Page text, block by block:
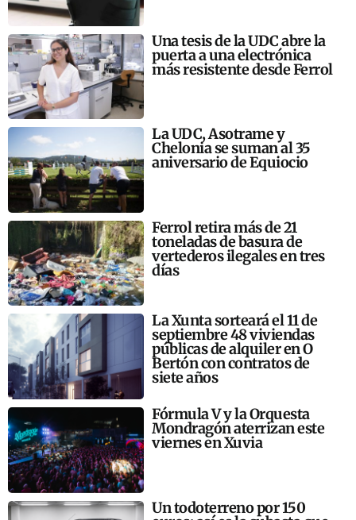
Una tesis de la UDC abre la
puerta a una electrónica
más resistente desde Ferrol
La UDC, Asotrame y
Chelonia se suman al 35
aniversario de Equiocio
Ferrol retira más de 21
toneladas de basura de
vertederos ilegales en tres
días
La Xunta sorteará el 11 de
septiembre 48 viviendas
públicas de alquiler en O
Bertón con contratos de
siete años
Fórmula V y la Orquesta
Mondragón aterrizan este
viernes en Xuvia
Un todoterreno por 150